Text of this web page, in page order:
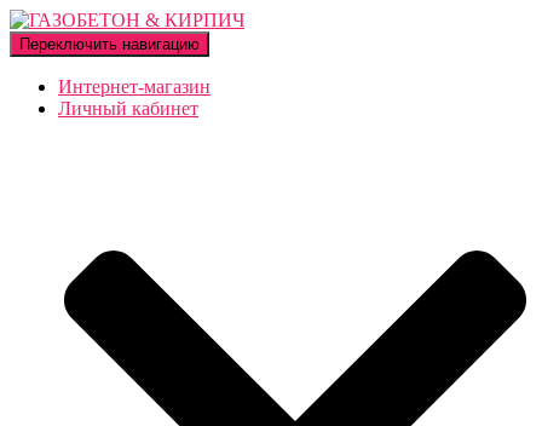
Переключить навигацию
Интернет-магазин
Личный кабинет